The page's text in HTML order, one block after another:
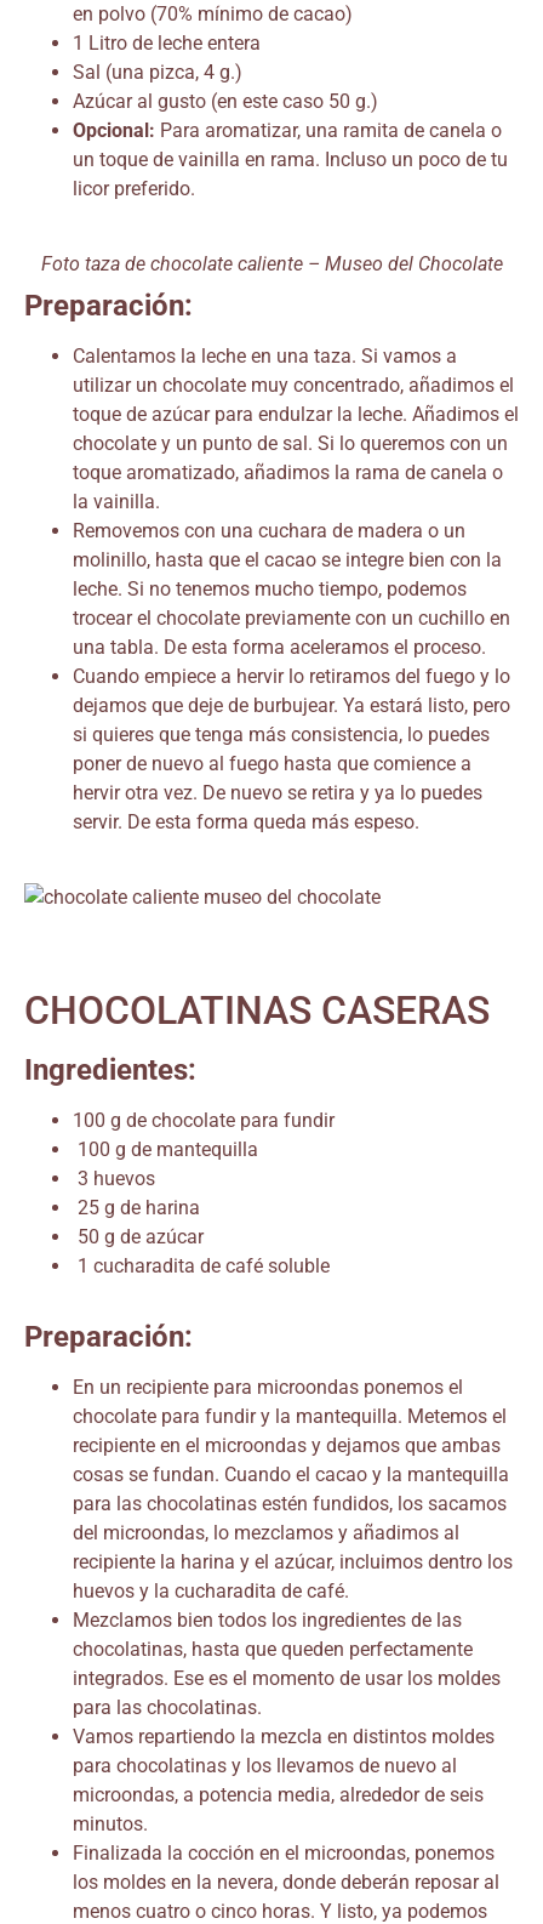
en polvo (70% mínimo de cacao)
1 Litro de leche entera
Sal (una pizca, 4 g.)
Azúcar al gusto (en este caso 50 g.)
Opcional: Para aromatizar, una ramita de canela o
un toque de vainilla en rama. Incluso un poco de tu
licor preferido.
Foto taza de chocolate caliente – Museo del Chocolate
Preparación:
Calentamos la leche en una taza. Si vamos a
utilizar un chocolate muy concentrado, añadimos el
toque de azúcar para endulzar la leche. Añadimos el
chocolate y un punto de sal. Si lo queremos con un
toque aromatizado, añadimos la rama de canela o
la vainilla.
Removemos con una cuchara de madera o un
molinillo, hasta que el cacao se integre bien con la
leche. Si no tenemos mucho tiempo, podemos
trocear el chocolate previamente con un cuchillo en
una tabla. De esta forma aceleramos el proceso.
Cuando empiece a hervir lo retiramos del fuego y lo
dejamos que deje de burbujear. Ya estará listo, pero
si quieres que tenga más consistencia, lo puedes
poner de nuevo al fuego hasta que comience a
hervir otra vez. De nuevo se retira y ya lo puedes
servir. De esta forma queda más espeso.
CHOCOLATINAS CASERAS
Ingredientes:
100 g de chocolate para fundir
100 g de mantequilla
3 huevos
25 g de harina
50 g de azúcar
1 cucharadita de café soluble
Preparación:
En un recipiente para microondas ponemos el
chocolate para fundir y la mantequilla. Metemos el
recipiente en el microondas y dejamos que ambas
cosas se fundan. Cuando el cacao y la mantequilla
para las chocolatinas estén fundidos, los sacamos
del microondas, lo mezclamos y añadimos al
recipiente la harina y el azúcar, incluimos dentro los
huevos y la cucharadita de café.
Mezclamos bien todos los ingredientes de las
chocolatinas, hasta que queden perfectamente
integrados. Ese es el momento de usar los moldes
para las chocolatinas.
Vamos repartiendo la mezcla en distintos moldes
para chocolatinas y los llevamos de nuevo al
microondas, a potencia media, alrededor de seis
minutos.
Finalizada la cocción en el microondas, ponemos
los moldes en la nevera, donde deberán reposar al
menos cuatro o cinco horas. Y listo, ya podemos